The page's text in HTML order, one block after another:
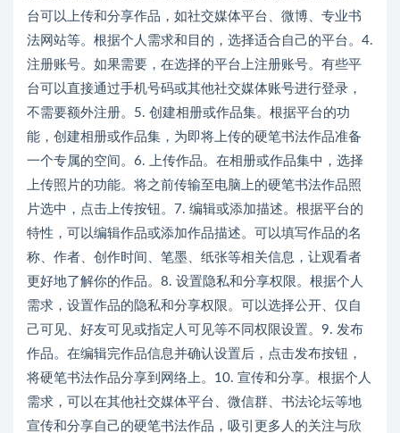
台可以上传和分享作品，如社交媒体平台、微博、专业书
法网站等。根据个人需求和目的，选择适合自己的平台。4.
注册账号。如果需要，在选择的平台上注册账号。有些平
台可以直接通过手机号码或其他社交媒体账号进行登录，
不需要额外注册。5. 创建相册或作品集。根据平台的功
能，创建相册或作品集，为即将上传的硬笔书法作品准备
一个专属的空间。6. 上传作品。在相册或作品集中，选择
上传照片的功能。将之前传输至电脑上的硬笔书法作品照
片选中，点击上传按钮。7. 编辑或添加描述。根据平台的
特性，可以编辑作品或添加作品描述。可以填写作品的名
称、作者、创作时间、笔墨、纸张等相关信息，让观看者
更好地了解你的作品。8. 设置隐私和分享权限。根据个人
需求，设置作品的隐私和分享权限。可以选择公开、仅自
己可见、好友可见或指定人可见等不同权限设置。9. 发布
作品。在编辑完作品信息并确认设置后，点击发布按钮，
将硬笔书法作品分享到网络上。10. 宣传和分享。根据个人
需求，可以在其他社交媒体平台、微信群、书法论坛等地
宣传和分享自己的硬笔书法作品，吸引更多人的关注与欣